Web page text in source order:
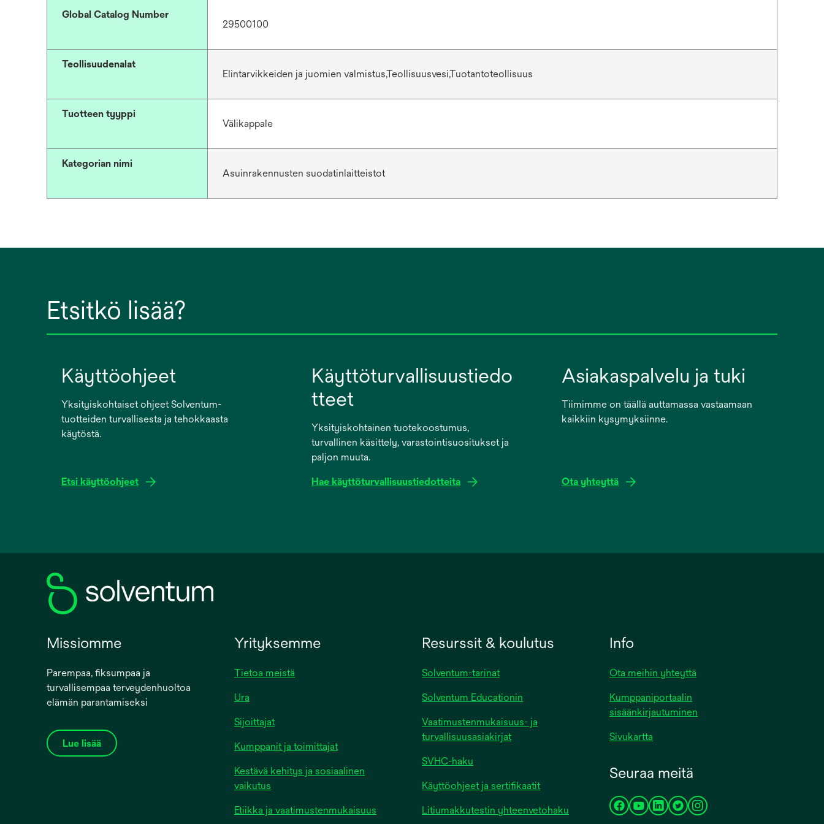
Global Catalog Number
29500100
Teollisuudenalat
Elintarvikkeiden ja juomien valmistus,Teollisuusvesi,Tuotantoteollisuus
Tuotteen tyyppi
Välikappale
Kategorian nimi
Asuinrakennusten suodatinlaitteistot
Etsitkö lisää?
Käyttöohjeet
Yksityiskohtaiset ohjeet Solventum-
tuotteiden turvallisesta ja tehokkaasta
käytöstä.
Etsi käyttöohjeet
new
Käyttöturvallisuustiedo
tteet
Yksityiskohtainen tuotekoostumus,
turvallinen käsittely, varastointisuositukset ja
paljon muuta.
Hae käyttöturvallisuustiedotteita
new
Asiakaspalvelu ja tuki
Tiimimme on täällä auttamassa vastaamaan
kaikkiin kysymyksiinne.
Ota yhteyttä
Missiomme
Parempaa, fiksumpaa ja
turvallisempaa terveydenhuoltoa
elämän parantamiseksi
Lue lisää
Yrityksemme
Tietoa meistä
Ura
Sijoittajat
Kumppanit ja toimittajat
Kestävä kehitys ja sosiaalinen
vaikutus
Etiikka ja vaatimustenmukaisuus
Resurssit & koulutus
Solventum-tarinat
Solventum Educationin
Vaatimustenmukaisuus- ja
turvallisuusasiakirjat
SVHC-haku
Käyttöohjeet ja sertifikaatit
Litiumakkutestin yhteenvetohaku
Info
Ota meihin yhteyttä
Kumppaniportaalin
sisäänkirjautuminen
Sivukartta
Seuraa meitä
opensopensopensopensopens